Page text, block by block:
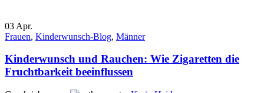
03 Apr.
Frauen, Kinderwunsch-Blog, Männer
Kinderwunsch und Rauchen: Wie Zigaretten die
Fruchtbarkeit beeinflussen